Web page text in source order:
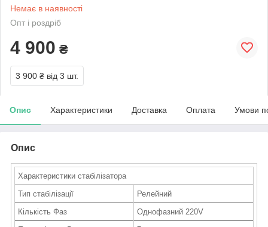
Немає в наявності
Опт і роздріб
4 900 ₴
3 900 ₴ від 3 шт.
Опис Характеристики Доставка Оплата Умови
Опис
Характеристики стабілізатора
Тип стабілізації
Релейний
Кількість Фаз
Однофазний 220V